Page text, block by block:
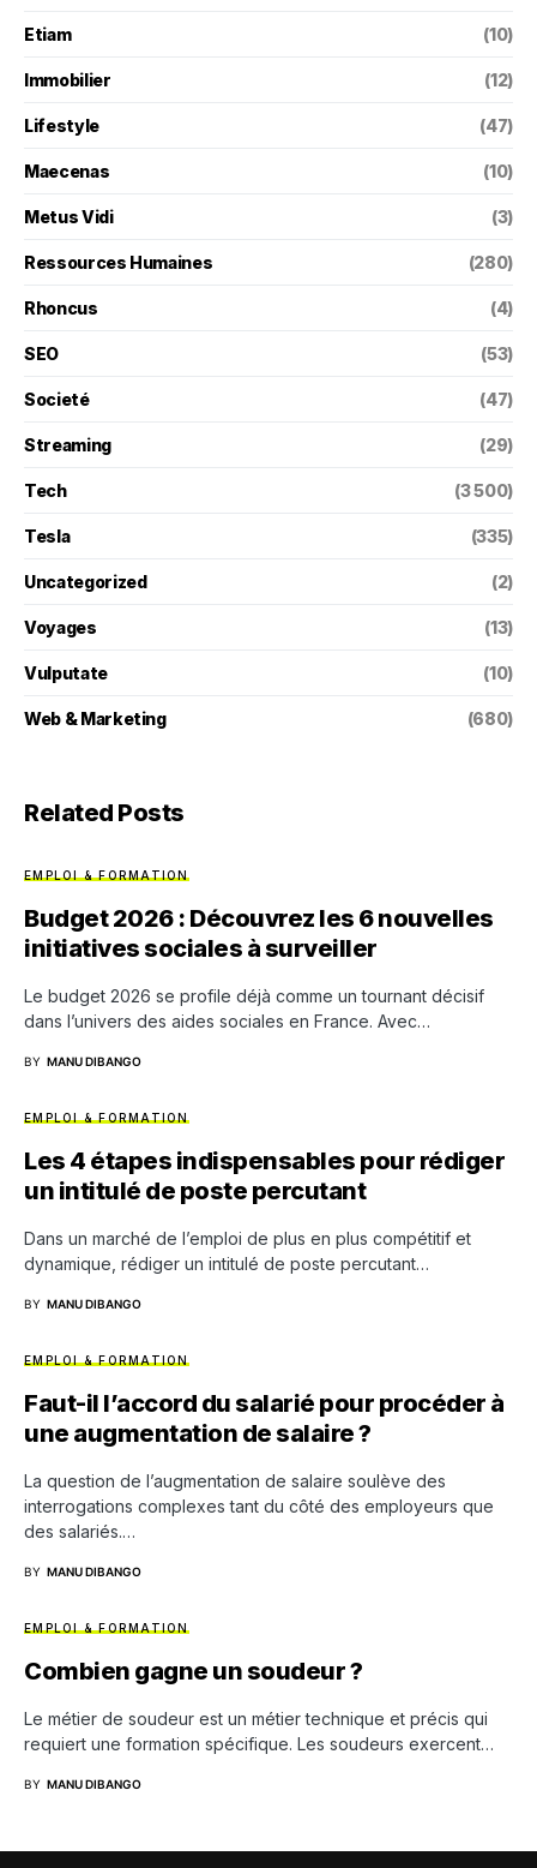
Etiam (10)
Immobilier (12)
Lifestyle (47)
Maecenas (10)
Metus Vidi (3)
Ressources Humaines (280)
Rhoncus (4)
SEO (53)
Societé (47)
Streaming (29)
Tech (3 500)
Tesla (335)
Uncategorized (2)
Voyages (13)
Vulputate (10)
Web & Marketing (680)
Related Posts
EMPLOI & FORMATION
Budget 2026 : Découvrez les 6 nouvelles
initiatives sociales à surveiller
Le budget 2026 se profile déjà comme un tournant décisif
dans l’univers des aides sociales en France. Avec…
BY MANU DIBANGO
EMPLOI & FORMATION
Les 4 étapes indispensables pour rédiger
un intitulé de poste percutant
Dans un marché de l’emploi de plus en plus compétitif et
dynamique, rédiger un intitulé de poste percutant…
BY MANU DIBANGO
EMPLOI & FORMATION
Faut-il l’accord du salarié pour procéder à
une augmentation de salaire ?
La question de l’augmentation de salaire soulève des
interrogations complexes tant du côté des employeurs que
des salariés.…
BY MANU DIBANGO
EMPLOI & FORMATION
Combien gagne un soudeur ?
Le métier de soudeur est un métier technique et précis qui
requiert une formation spécifique. Les soudeurs exercent…
BY MANU DIBANGO